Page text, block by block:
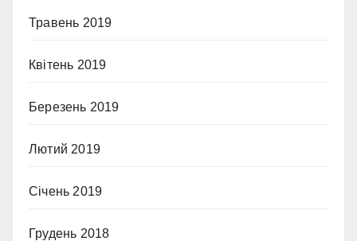
Травень 2019
Квітень 2019
Березень 2019
Лютий 2019
Січень 2019
Грудень 2018